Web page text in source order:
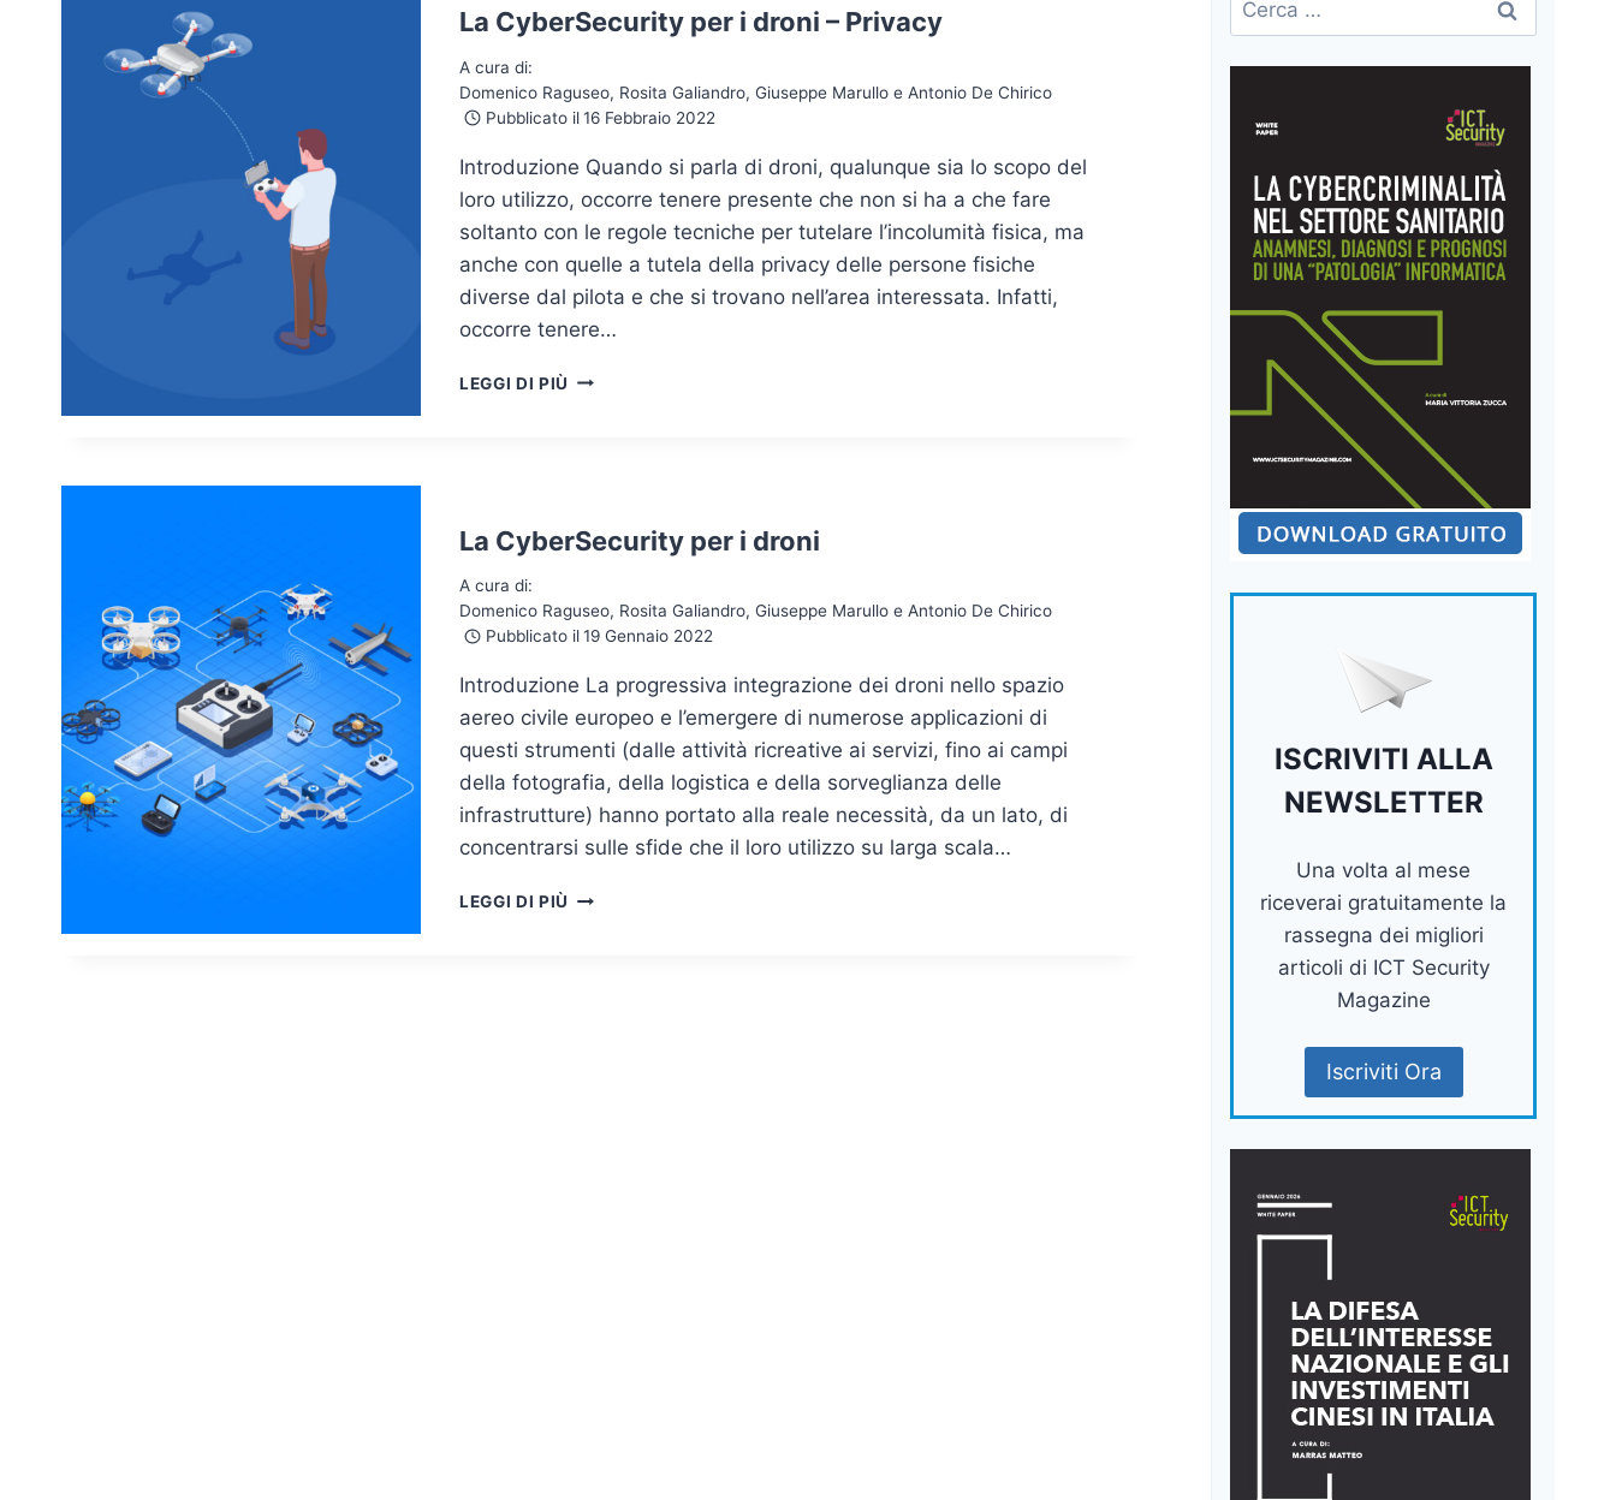
La CyberSecurity per i droni – Privacy
A cura di:
Domenico Raguseo, Rosita Galiandro, Giuseppe Marullo e Antonio De Chirico
Pubblicato il 16 Febbraio 2022
Introduzione Quando si parla di droni, qualunque sia lo scopo del
loro utilizzo, occorre tenere presente che non si ha a che fare
soltanto con le regole tecniche per tutelare l’incolumità fisica, ma
anche con quelle a tutela della privacy delle persone fisiche
diverse dal pilota e che si trovano nell’area interessata. Infatti,
occorre tenere…
LEGGI DI PIÙ LA
PRIVACY
La CyberSecurity per i droni
A cura di:
Domenico Raguseo, Rosita Galiandro, Giuseppe Marullo e Antonio De Chirico
Pubblicato il 19 Gennaio 2022
Introduzione La progressiva integrazione dei droni nello spazio
aereo civile europeo e l’emergere di numerose applicazioni di
questi strumenti (dalle attività ricreative ai servizi, fino ai campi
della fotografia, della logistica e della sorveglianza delle
infrastrutture) hanno portato alla reale necessità, da un lato, di
concentrarsi sulle sfide che il loro utilizzo su larga scala…
LEGGI DI PIÙ LA
per:
ISCRIVITI ALLA
NEWSLETTER
Una volta al mese
riceverai gratuitamente la
rassegna dei migliori
articoli di ICT Security
Magazine
Iscriviti Ora